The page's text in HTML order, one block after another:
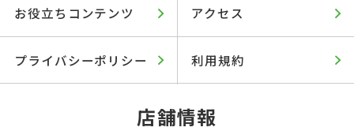
お役立ちコンテンツ アクセス
プライバシーポリシー 利用規約
店舗情報